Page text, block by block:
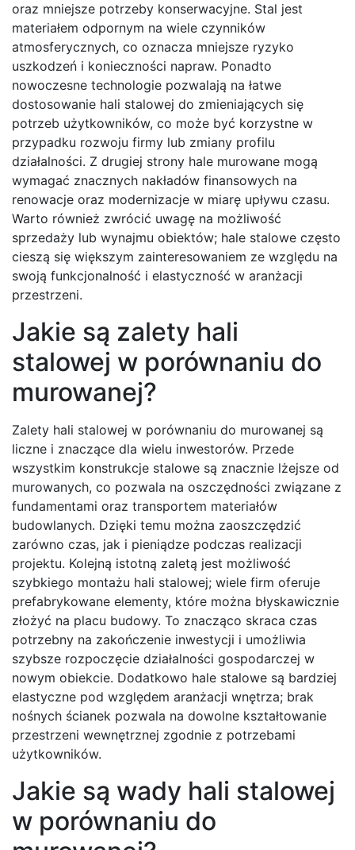
oraz mniejsze potrzeby konserwacyjne. Stal jest
materiałem odpornym na wiele czynników
atmosferycznych, co oznacza mniejsze ryzyko
uszkodzeń i konieczności napraw. Ponadto
nowoczesne technologie pozwalają na łatwe
dostosowanie hali stalowej do zmieniających się
potrzeb użytkowników, co może być korzystne w
przypadku rozwoju firmy lub zmiany profilu
działalności. Z drugiej strony hale murowane mogą
wymagać znacznych nakładów finansowych na
renowacje oraz modernizacje w miarę upływu czasu.
Warto również zwrócić uwagę na możliwość
sprzedaży lub wynajmu obiektów; hale stalowe często
cieszą się większym zainteresowaniem ze względu na
swoją funkcjonalność i elastyczność w aranżacji
przestrzeni.
Jakie są zalety hali
stalowej w porównaniu do
murowanej?
Zalety hali stalowej w porównaniu do murowanej są
liczne i znaczące dla wielu inwestorów. Przede
wszystkim konstrukcje stalowe są znacznie lżejsze od
murowanych, co pozwala na oszczędności związane z
fundamentami oraz transportem materiałów
budowlanych. Dzięki temu można zaoszczędzić
zarówno czas, jak i pieniądze podczas realizacji
projektu. Kolejną istotną zaletą jest możliwość
szybkiego montażu hali stalowej; wiele firm oferuje
prefabrykowane elementy, które można błyskawicznie
złożyć na placu budowy. To znacząco skraca czas
potrzebny na zakończenie inwestycji i umożliwia
szybsze rozpoczęcie działalności gospodarczej w
nowym obiekcie. Dodatkowo hale stalowe są bardziej
elastyczne pod względem aranżacji wnętrza; brak
nośnych ścianek pozwala na dowolne kształtowanie
przestrzeni wewnętrznej zgodnie z potrzebami
użytkowników.
Jakie są wady hali stalowej
w porównaniu do